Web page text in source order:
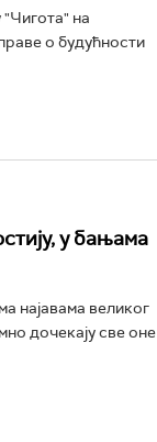
на
о будућности
у бањама
најавама великог
дочекају све оне